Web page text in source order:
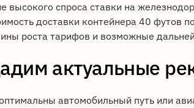
высокого спроса ставки на
доставки контейнера 40
роста тарифов и возможные
актуальные
автомобильный путь или